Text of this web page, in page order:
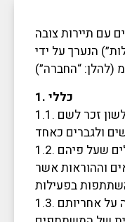
עם תיירות צובה
הנערך על ידי
1. כללי
1.1. האמור בתקנון זה נכתב בלשון זכר לשם
1.2. תקנון זה נועד להסדיר את הכללים שעל פיהם
וההוראות אשר
1.3. ההשתתפות בפעילות הינה על אחריותם